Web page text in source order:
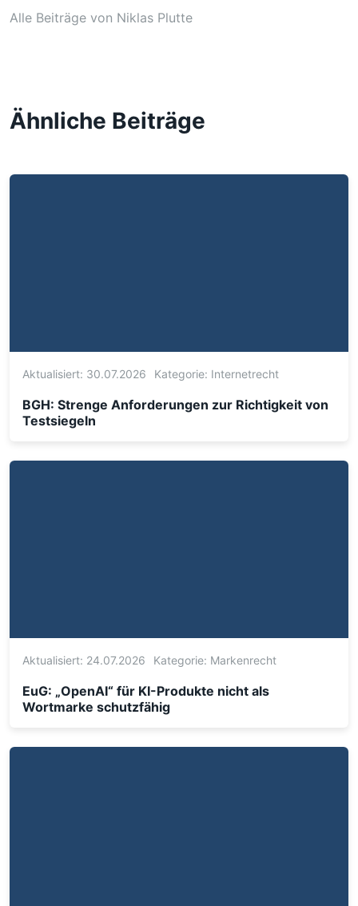
Alle Beiträge von Niklas Plutte
Ähnliche Beiträge
Aktualisiert: 30.07.2026 Kategorie: Internetrecht
BGH: Strenge Anforderungen zur Richtigkeit von
Testsiegeln
Aktualisiert: 24.07.2026 Kategorie: Markenrecht
EuG: „OpenAI“ für KI-Produkte nicht als
Wortmarke schutzfähig